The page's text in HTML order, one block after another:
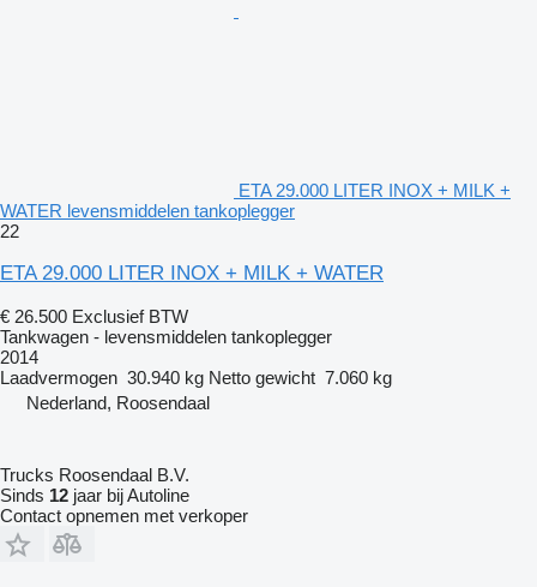
ETA 29.000 LITER INOX + MILK +
WATER levensmiddelen tankoplegger
22
ETA 29.000 LITER INOX + MILK + WATER
€ 26.500 Exclusief BTW
Tankwagen - levensmiddelen tankoplegger
2014
Laadvermogen 30.940 kg Netto gewicht 7.060 kg
Nederland, Roosendaal
Trucks Roosendaal B.V.
Sinds 12 jaar bij Autoline
Contact opnemen met verkoper